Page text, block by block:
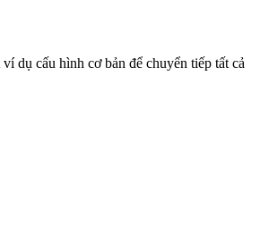
dụ cấu hình cơ bản để chuyển tiếp tất cả